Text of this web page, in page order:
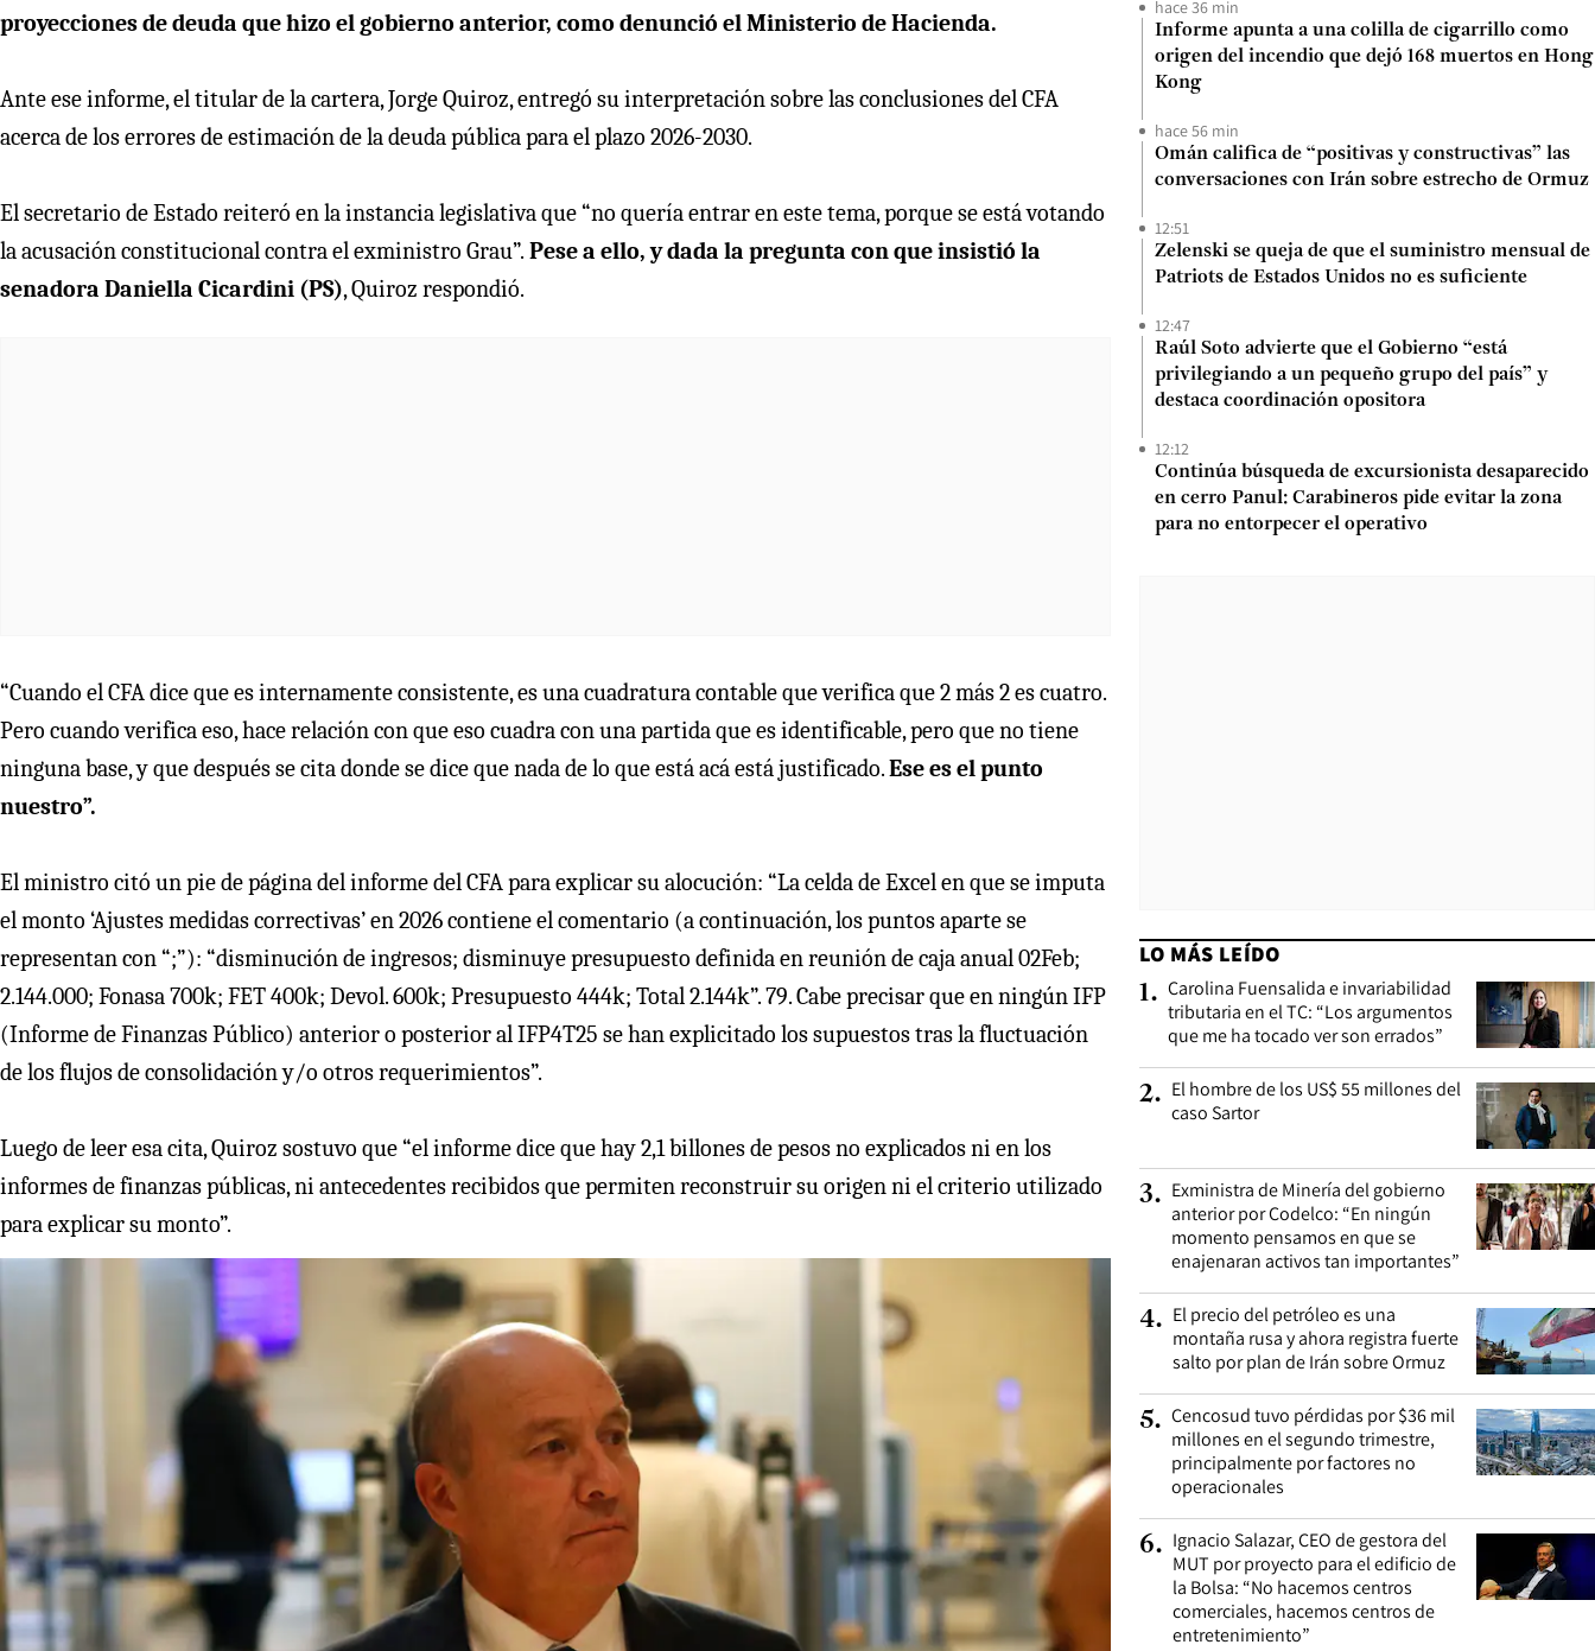
proyecciones de deuda que hizo el gobierno anterior, como denunció el Ministerio de Hacienda.
Ante ese informe, el titular de la cartera, Jorge Quiroz, entregó su interpretación sobre las conclusiones del CFA
acerca de los errores de estimación de la deuda pública para el plazo 2026-2030.
El secretario de Estado reiteró en la instancia legislativa que “no quería entrar en este tema, porque se está votando
la acusación constitucional contra el exministro Grau”. Pese a ello, y dada la pregunta con que insistió la
senadora Daniella Cicardini (PS), Quiroz respondió.
“Cuando el CFA dice que es internamente consistente, es una cuadratura contable que verifica que 2 más 2 es cuatro.
Pero cuando verifica eso, hace relación con que eso cuadra con una partida que es identificable, pero que no tiene
ninguna base, y que después se cita donde se dice que nada de lo que está acá está justificado.Ese es el punto
nuestro”.
El ministro citó un pie de página del informe del CFA para explicar su alocución: “La celda de Excel en que se imputa
el monto ‘Ajustes medidas correctivas’ en 2026 contiene el comentario (a continuación, los puntos aparte se
representan con “;”): “disminución de ingresos; disminuye presupuesto definida en reunión de caja anual 02Feb;
2.144.000; Fonasa 700k; FET 400k; Devol. 600k; Presupuesto 444k; Total 2.144k”. 79. Cabe precisar que en ningún IFP
(Informe de Finanzas Público) anterior o posterior al IFP4T25 se han explicitado los supuestos tras la fluctuación
de los flujos de consolidación y/o otros requerimientos”.
Luego de leer esa cita, Quiroz sostuvo que “el informe dice que hay 2,1 billones de pesos no explicados ni en los
informes de finanzas públicas, ni antecedentes recibidos que permiten reconstruir su origen ni el criterio utilizado
para explicar su monto”.
hace 36 min
Informe apunta a una colilla de cigarrillo como
origen del incendio que dejó 168 muertos en Hong
Kong
hace 56 min
Omán califica de “positivas y constructivas” las
conversaciones con Irán sobre estrecho de Ormuz
12:51
Zelenski se queja de que el suministro mensual de
Patriots de Estados Unidos no es suficiente
12:47
Raúl Soto advierte que el Gobierno “está
privilegiando a un pequeño grupo del país” y
destaca coordinación opositora
12:12
Continúa búsqueda de excursionista desaparecido
en cerro Panul: Carabineros pide evitar la zona
para no entorpecer el operativo
LO MÁS LEÍDO
1. Carolina Fuensalida e invariabilidad
tributaria en el TC: “Los argumentos
que me ha tocado ver son errados”
2. El hombre de los US$ 55 millones del
caso Sartor
3. Exministra de Minería del gobierno
anterior por Codelco: “En ningún
momento pensamos en que se
enajenaran activos tan importantes”
4. El precio del petróleo es una
montaña rusa y ahora registra fuerte
salto por plan de Irán sobre Ormuz
5. Cencosud tuvo pérdidas por $36 mil
millones en el segundo trimestre,
principalmente por factores no
operacionales
6. Ignacio Salazar, CEO de gestora del
MUT por proyecto para el edificio de
la Bolsa: “No hacemos centros
comerciales, hacemos centros de
entretenimiento”